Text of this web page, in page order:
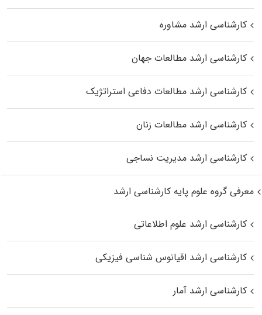
کارشناسی ارشد مشاوره
کارشناسی ارشد مطالعات جهان
کارشناسی ارشد مطالعات دفاعی استراتژیک
کارشناسی ارشد مطالعات زنان
کارشناسی ارشد مدیریت نساجی
معرفی گروه علوم پایه کارشناسی ارشد
کارشناسی ارشد علوم اطلاعاتی
کارشناسی ارشد اقیانوس‌ شناسی فیزیکی
کارشناسی ارشد آمار